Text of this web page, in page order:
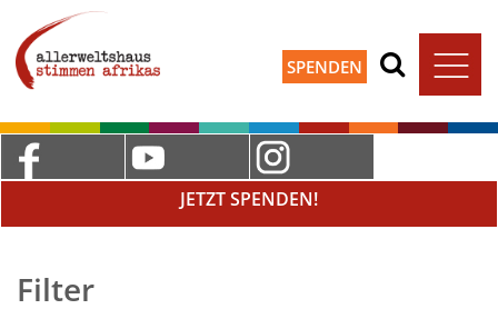
SPENDEN
JETZT SPENDEN!
Filter